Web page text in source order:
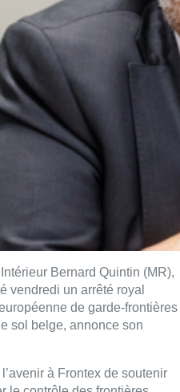
Bernard Quintin (MR),
vendredi un arrêté royal
de garde-frontières
sol belge, annonce son
à Frontex de soutenir